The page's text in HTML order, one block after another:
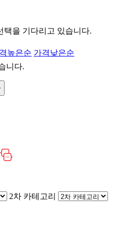
택을 기다리고 있습니다.
높은순 가격낮은순
니다.
2차 카테고리